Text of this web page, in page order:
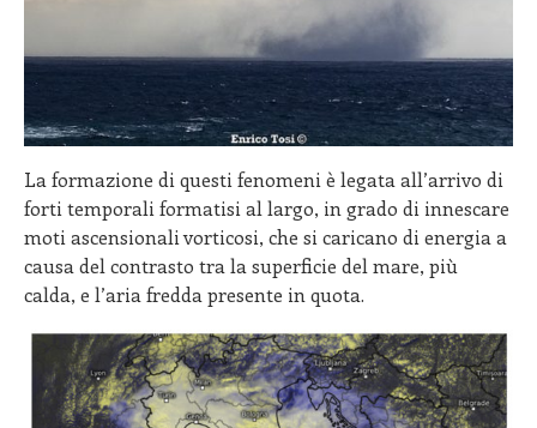
La formazione di questi fenomeni è legata all’arrivo di
forti temporali formatisi al largo, in grado di innescare
moti ascensionali vorticosi, che si caricano di energia a
causa del contrasto tra la superficie del mare, più
calda, e l’aria fredda presente in quota.